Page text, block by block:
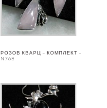
РОЗОВ КВАРЦ – КОМПЛЕКТ –
N768